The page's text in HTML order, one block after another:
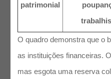
patrimonial
O quadro demonstra que o
as instituições financeiras.
mas esgota uma reserva